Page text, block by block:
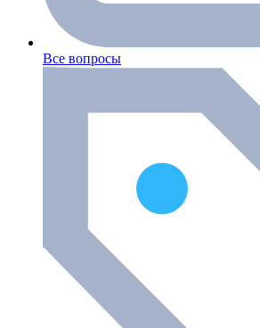
Все вопросы